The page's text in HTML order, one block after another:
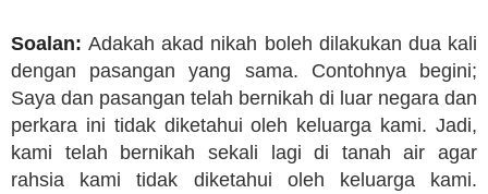
Soalan: Adakah akad nikah boleh dilakukan dua kali
dengan pasangan yang sama. Contohnya begini;
Saya dan pasangan telah bernikah di luar negara dan
perkara ini tidak diketahui oleh keluarga kami. Jadi,
kami telah bernikah sekali lagi di tanah air agar
rahsia kami tidak diketahui oleh keluarga kami.